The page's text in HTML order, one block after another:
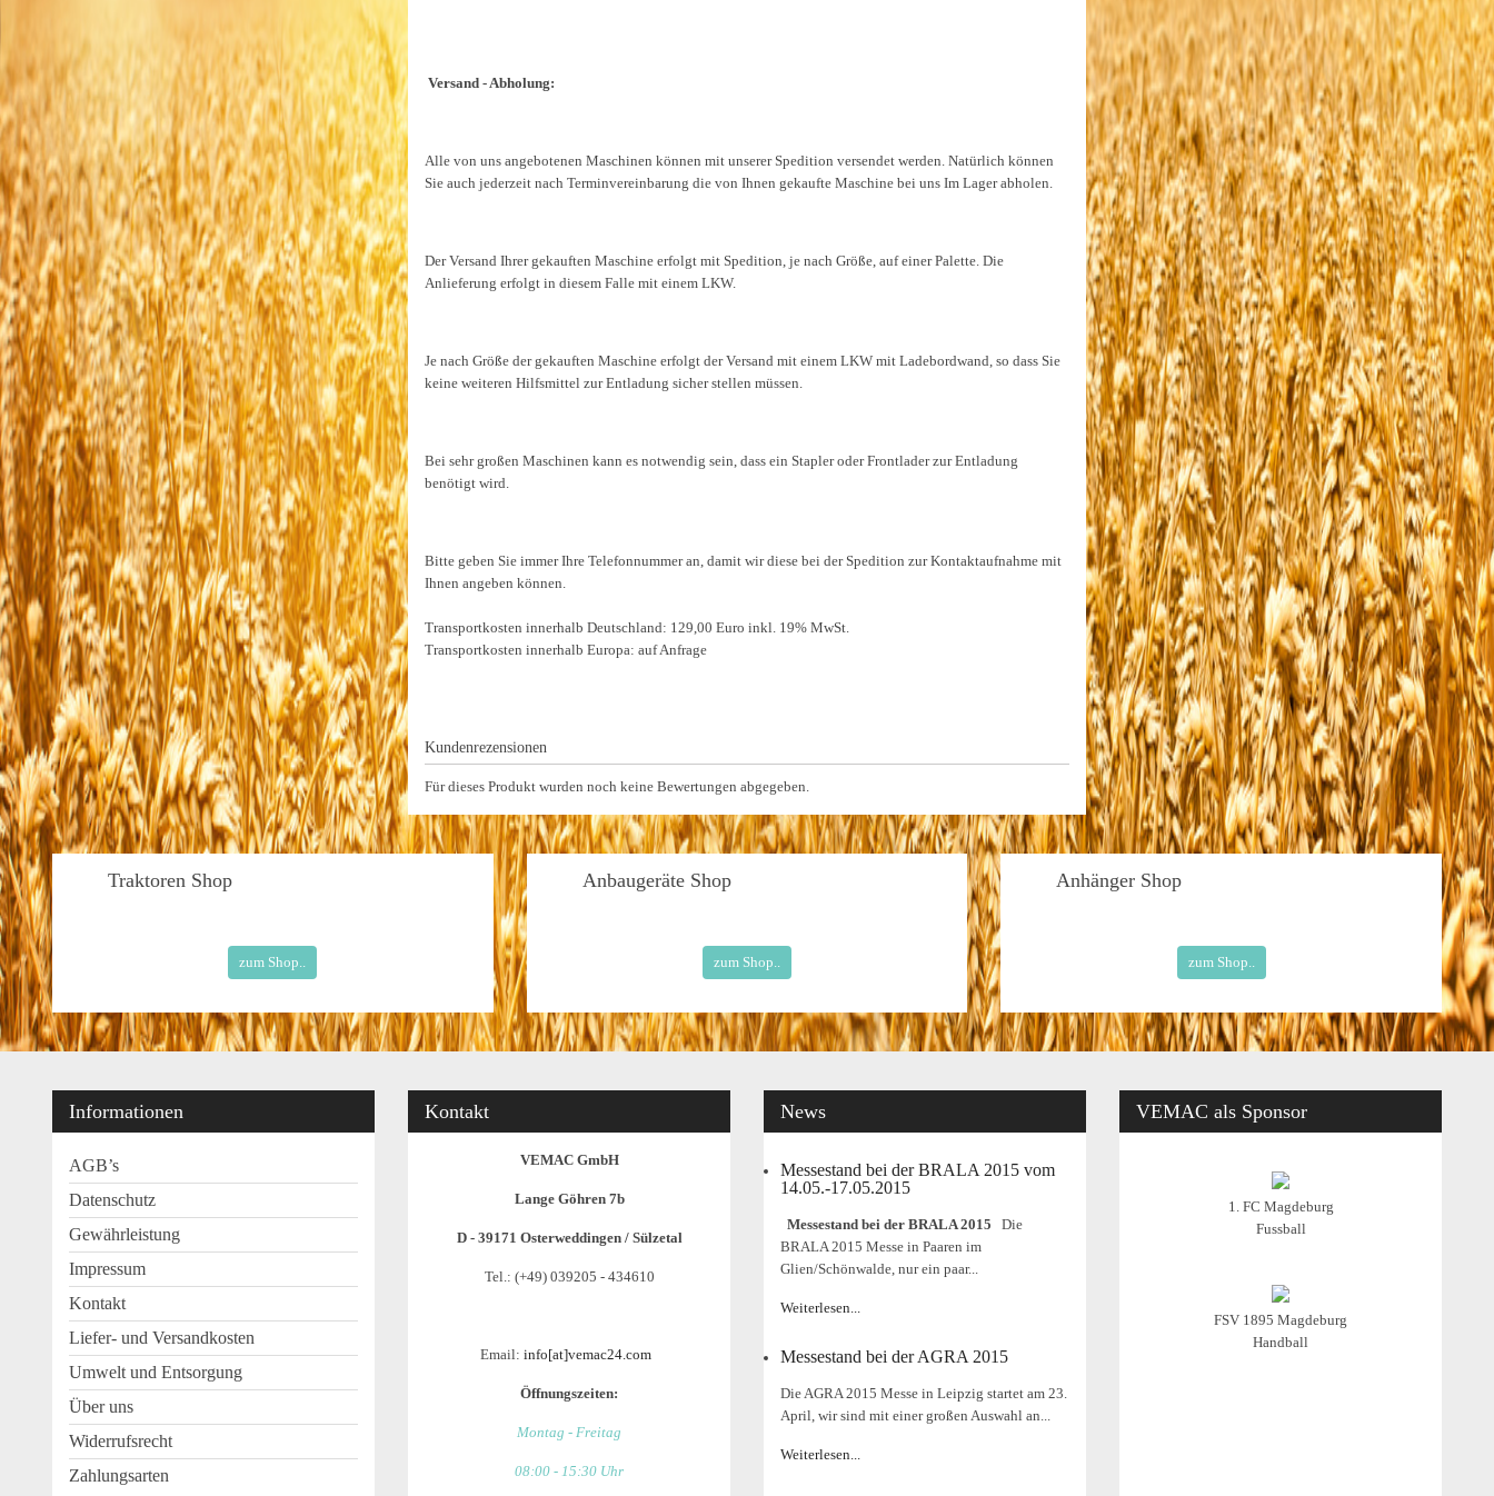
Versand - Abholung:
Alle von uns angebotenen Maschinen können mit unserer Spedition versendet werden. Natürlich können
Sie auch jederzeit nach Terminvereinbarung die von Ihnen gekaufte Maschine bei uns Im Lager abholen.
Der Versand Ihrer gekauften Maschine erfolgt mit Spedition, je nach Größe, auf einer Palette. Die
Anlieferung erfolgt in diesem Falle mit einem LKW.
Je nach Größe der gekauften Maschine erfolgt der Versand mit einem LKW mit Ladebordwand, so dass Sie
keine weiteren Hilfsmittel zur Entladung sicher stellen müssen.
Bei sehr großen Maschinen kann es notwendig sein, dass ein Stapler oder Frontlader zur Entladung
benötigt wird.
Bitte geben Sie immer Ihre Telefonnummer an, damit wir diese bei der Spedition zur Kontaktaufnahme mit
Ihnen angeben können.
Transportkosten innerhalb Deutschland: 129,00 Euro inkl. 19% MwSt.
Transportkosten innerhalb Europa: auf Anfrage
Kundenrezensionen
Für dieses Produkt wurden noch keine Bewertungen abgegeben.
Traktoren Shop
zum Shop..
AnbaugeräteShop
zum Shop..
Anhänger Shop
zum Shop..
Informationen
AGB’s
Datenschutz
Gewährleistung
Impressum
Kontakt
Liefer- und Versandkosten
Umwelt und Entsorgung
Über uns
Widerrufsrecht
Zahlungsarten
Kontakt
VEMAC GmbH
Lange Göhren 7b
D - 39171 Osterweddingen / Sülzetal
Tel.: (+49) 039205 - 434610
Email: info[at]vemac24.com
Öffnungszeiten:
Montag - Freitag
08:00 - 15:30 Uhr
News
Messestand bei der BRALA 2015 vom
14.05.-17.05.2015
Messestand bei der BRALA 2015 Die
BRALA 2015 Messe in Paaren im
Glien/Schönwalde, nur ein paar...
Weiterlesen...
Messestand bei der AGRA 2015
Die AGRA 2015 Messe in Leipzig startet am 23.
April, wir sind mit einer großen Auswahl an...
Weiterlesen...
VEMAC als Sponsor
1. FC Magdeburg
Fussball
FSV 1895 Magdeburg
Handball